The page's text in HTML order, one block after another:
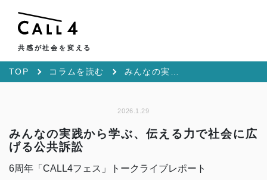
共感が社会を変える
TOP コラムを読む
2026.1.29
みんなの実践から学ぶ、伝える力で社会に広
げる公共訴訟
6周年「CALL4フェス」トークライブレポート